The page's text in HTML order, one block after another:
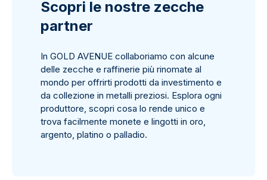
Scopri le nostre zecche
partner
In GOLD AVENUE collaboriamo con alcune
delle zecche e raffinerie più rinomate al
mondo per offrirti prodotti da investimento e
da collezione in metalli preziosi. Esplora ogni
produttore, scopri cosa lo rende unico e
trova facilmente monete e lingotti in oro,
argento, platino o palladio.